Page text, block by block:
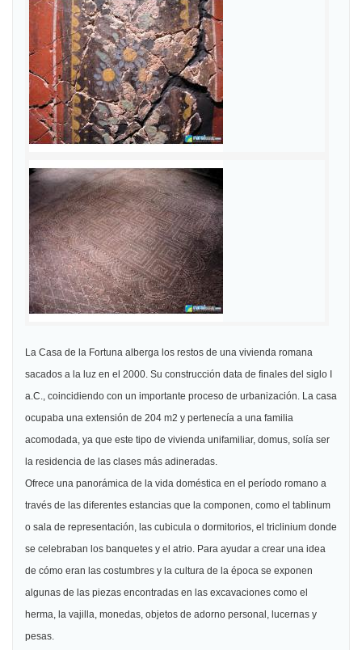
La Casa de la Fortuna alberga los restos de una vivienda romana
sacados a la luz en el 2000. Su construcción data de finales del siglo I
a.C., coincidiendo con un importante proceso de urbanización. La casa
ocupaba una extensión de 204 m2 y pertenecía a una familia
acomodada, ya que este tipo de vivienda unifamiliar, domus, solía ser
la residencia de las clases más adineradas.
Ofrece una panorámica de la vida doméstica en el período romano a
través de las diferentes estancias que la componen, como el tablinum
o sala de representación, las cubicula o dormitorios, el triclinium donde
se celebraban los banquetes y el atrio. Para ayudar a crear una idea
de cómo eran las costumbres y la cultura de la época se exponen
algunas de las piezas encontradas en las excavaciones como el
herma, la vajilla, monedas, objetos de adorno personal, lucernas y
pesas.